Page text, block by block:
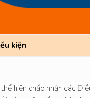
kiện
hiện chấp nhận các